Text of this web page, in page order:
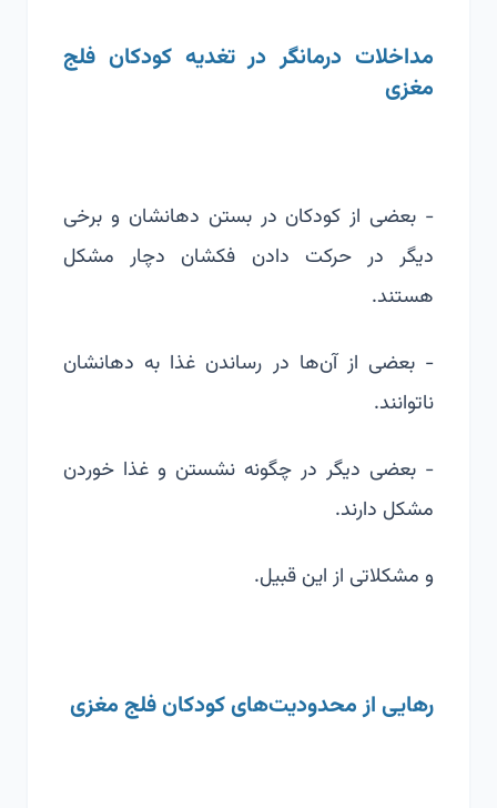
مداخلات درمانگر در تغدیه کودکان فلج
مغزی
- بعضی از کودکان در بستن دهانشان و برخی
دیگر در حرکت دادن فکشان دچار مشکل
هستند.
- بعضی از آن‌ها در رساندن غذا به دهانشان
ناتوانند.
- بعضی دیگر در چگونه نشستن و غذا خوردن
مشکل دارند.
و مشکلاتی از این قبیل.
رهایی از محدودیت‌های کودکان فلج مغزی